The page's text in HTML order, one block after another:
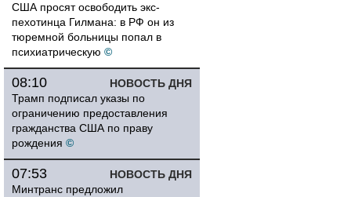
США просят освободить экс-
пехотинца Гилмана: в РФ он из
тюремной больницы попал в
психиатрическую ©
НОВОСТЬ ДНЯ
08:10
Трамп подписал указы по
ограничению предоставления
гражданства США по праву
рождения ©
НОВОСТЬ ДНЯ
07:53
Минтранс предложил